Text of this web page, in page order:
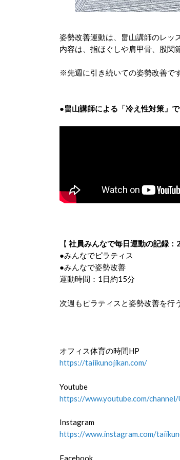
姿勢改善運動は、畠山講師のレッ
内容は、指ほぐしや肩甲骨、股関
※先週に引き続いての姿勢改善で
●畠山講師による「冷え性対策」で
【 社員みんなで毎日運動の記録
●みんなでピラティス
●みんなで姿勢改善
運動時間：1日約15分
次週もピラティスと姿勢改善を行
オフィス体育の時間HP
https://taiikunojikan.com/
Youtube
https://www.youtube.com/
Instagram
https://www.instagram.com/
Facebook